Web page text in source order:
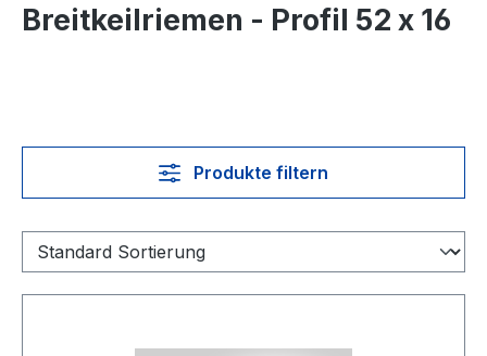
Breitkeilriemen - Profil 52 x 16
Produkte filtern